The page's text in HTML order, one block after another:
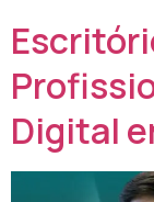
Digital